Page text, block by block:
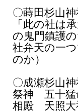
〇蒔田杉山神
「此の社は
の鬼門鎮護
社弁天の一
のか）
〇成瀬杉山神
祭神 五十猛
相殿 天照